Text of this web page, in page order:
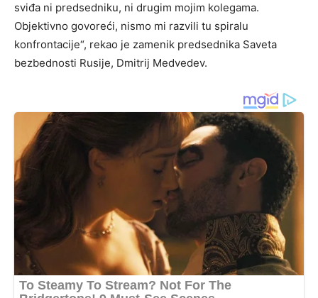
sviđa ni predsedniku, ni drugim mojim kolegama.
Objektivno govoreći, nismo mi razvili tu spiralu
konfrontacije“, rekao je zamenik predsednika Saveta
bezbednosti Rusije, Dmitrij Medvedev.